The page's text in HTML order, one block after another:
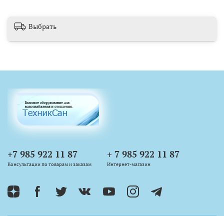
Выбрать
+7 985 922 11 87
Консультации по товарам и заказам
+ 7 985 922 11 87
Интернет-магазин